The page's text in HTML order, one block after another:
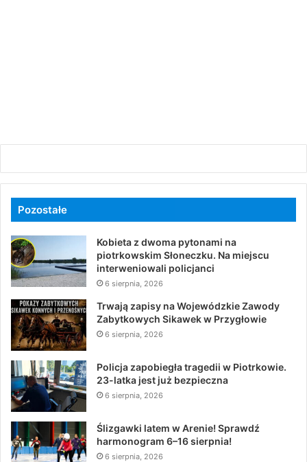
Pozostałe
Kobieta z dwoma pytonami na
piotrkowskim Słoneczku. Na miejscu
interweniowali policjanci
6 sierpnia, 2026
Trwają zapisy na Wojewódzkie Zawody
Zabytkowych Sikawek w Przygłowie
6 sierpnia, 2026
Policja zapobiegła tragedii w Piotrkowie.
23-latka jest już bezpieczna
6 sierpnia, 2026
Ślizgawki latem w Arenie! Sprawdź
harmonogram 6–16 sierpnia!
6 sierpnia, 2026